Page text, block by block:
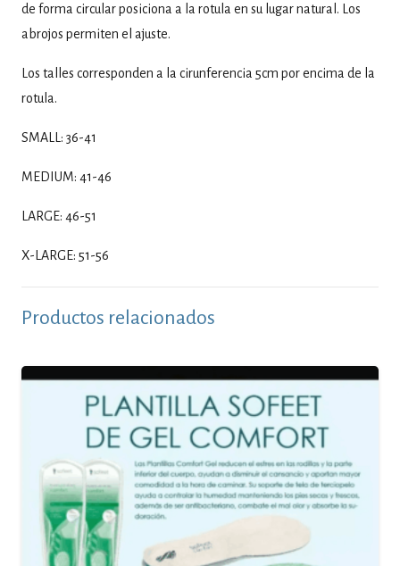
de forma circular posiciona a la rotula en su lugar natural. Los
abrojos permiten el ajuste.
Los talles corresponden a la cirunferencia 5cm por encima de la
rotula.
SMALL: 36-41
MEDIUM: 41-46
LARGE: 46-51
X-LARGE: 51-56
Productos relacionados